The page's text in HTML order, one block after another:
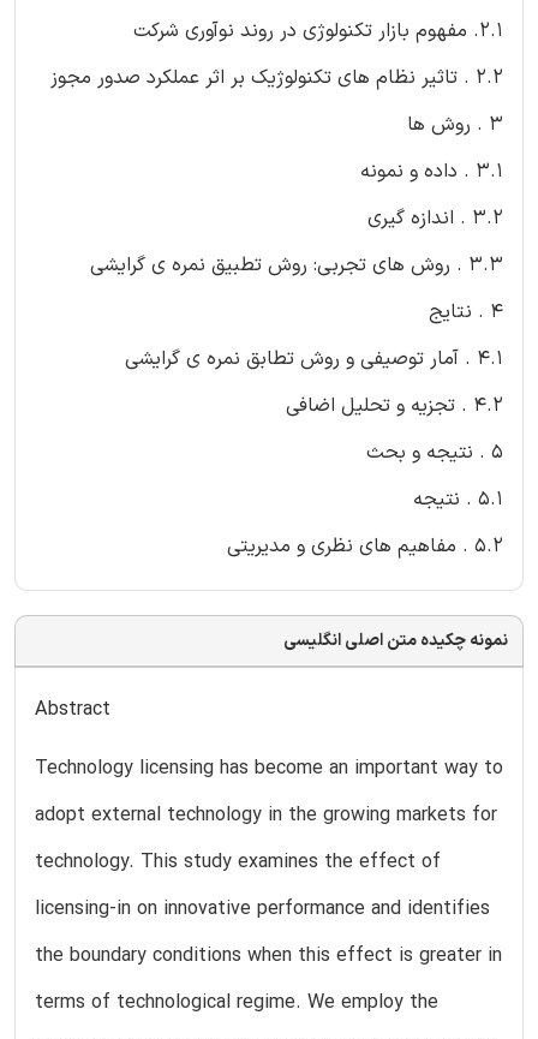
2.1. مفهوم بازار تکنولوژی در روند نوآوری شرکت
2.2 . تاثیر نظام های تکنولوژیک بر اثر عملکرد صدور مجوز
3 . روش ها
3.1 . داده و نمونه
3.2 . اندازه گیری
3.3 . روش های تجربی: روش تطبیق نمره ی گرایشی
4 . نتایج
4.1 . آمار توصیفی و روش تطابق نمره ی گرایشی
4.2 . تجزیه و تحلیل اضافی
5 . نتیجه و بحث
5.1 . نتیجه
5.2 . مفاهیم های نظری و مدیریتی
نمونه چکیده متن اصلی انگلیسی
Abstract
Technology licensing has become an important way to
adopt external technology in the growing markets for
technology. This study examines the effect of
licensing-in on innovative performance and identifies
the boundary conditions when this effect is greater in
terms of technological regime. We employ the